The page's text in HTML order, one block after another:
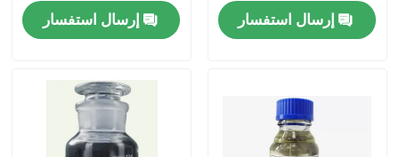
منتجات
معلومات عنا
إرسال استفسار
إرسال استفسار